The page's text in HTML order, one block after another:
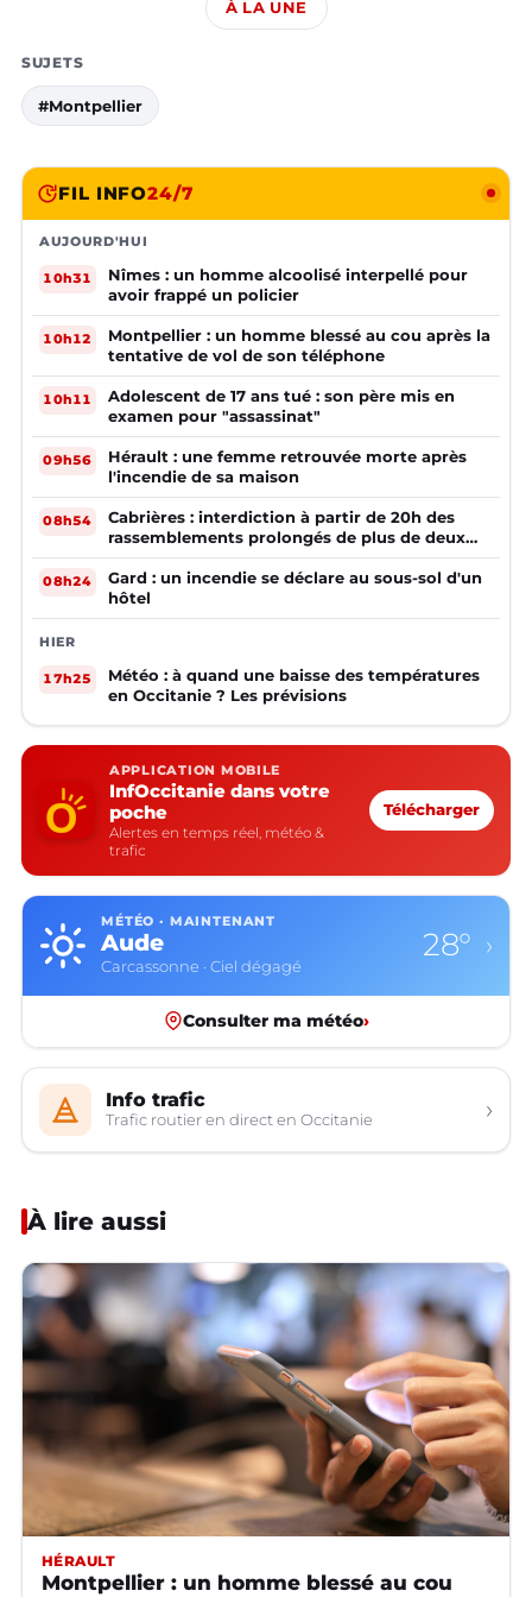
À LA UNE
SUJETS
#Montpellier
FIL INFO24/7
AUJOURD'HUI
10h31
Nîmes : un homme alcoolisé interpellé pour
avoir frappé un policier
10h12
Montpellier : un homme blessé au cou après la
tentative de vol de son téléphone
10h11
Adolescent de 17 ans tué : son père mis en
examen pour "assassinat"
09h56
Hérault : une femme retrouvée morte après
l'incendie de sa maison
08h54
Cabrières : interdiction à partir de 20h des
rassemblements prolongés de plus de deux
mineurs non accompagnés d'un adulte
08h24
Gard : un incendie se déclare au sous-sol d'un
hôtel
HIER
17h25
Météo : à quand une baisse des températures
en Occitanie ? Les prévisions
APPLICATION MOBILE
InfOccitanie dans votre
poche
Alertes en temps réel, météo &
trafic
Télécharger
MÉTÉO · MAINTENANT
Aveyron
Rodez · Ciel dégagé
24° ›
Consulter ma météo›
Info trafic
Trafic routier en direct en Occitanie ›
À lire aussi
HÉRAULT
Montpellier : un homme blessé au cou